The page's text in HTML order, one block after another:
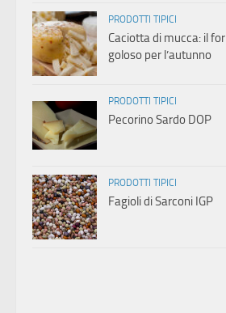
PRODOTTI TIPICI
Caciotta di mucca: il
goloso per l’autunno
PRODOTTI TIPICI
Pecorino Sardo DOP
PRODOTTI TIPICI
Fagioli di Sarconi IGP